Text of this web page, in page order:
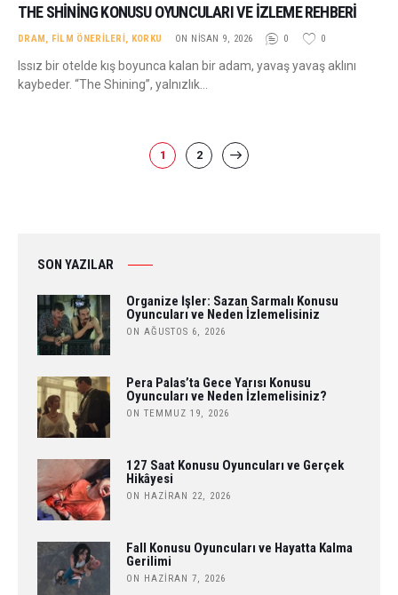
THE SHINING KONUSU OYUNCULARI VE İZLEME REHBERI
DRAM , FILM ÖNERILERI, KORKU ON NISAN 9, 2026 0 0
Issız bir otelde kış boyunca kalan bir adam, yavaş yavaş aklını
kaybeder. “The Shining”, yalnızlık…
PAGE
1 PAGE
2
SON YAZILAR
Organize İşler: Sazan Sarmalı Konusu
Oyuncuları ve Neden İzlemelisiniz
ON AĞUSTOS 6, 2026
Pera Palas’ta Gece Yarısı Konusu
Oyuncuları ve Neden İzlemelisiniz?
ON TEMMUZ 19, 2026
127 Saat Konusu Oyuncuları ve Gerçek
Hikâyesi
ON HAZIRAN 22, 2026
Fall Konusu Oyuncuları ve Hayatta Kalma
Gerilimi
ON HAZIRAN 7, 2026